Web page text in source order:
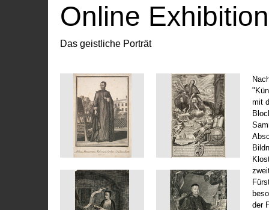
Online
Das geistliche Porträt
mit
der